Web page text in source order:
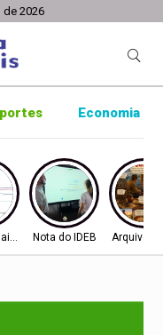
2026
Economia
difícilNota do IDEB Arquivo